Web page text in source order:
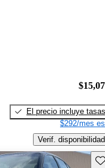
El precio incluye tasas
$292/mes
Verif. disponibilidad